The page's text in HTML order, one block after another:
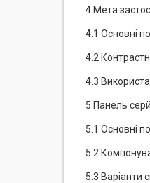
4 Мета
4.1 Основні
4.2
4.3
5 Панель
5.1 Основні
5.2
5.3 Варіанти